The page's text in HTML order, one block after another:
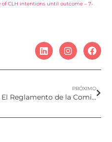
of CLH intentions until outcome – 7-
PRÓXIMO
El Reglamento de la Comisión (UE) 2024/2462 prohíbe el PFHxA, sus sales y las sustancias relacionadas con el PFHxA